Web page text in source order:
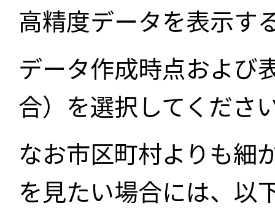
高精度データを表示す
データ作成時点および
合）を選択してくださ
なお市区町村よりも細
を見たい場合には、以